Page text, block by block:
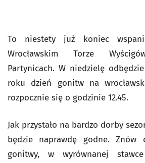
To niestety już koniec
Wrocławskim Torze
Partynicach. W niedzielę
roku dzień gonitw na
rozpocznie się o godzinie 12.45.
Jak przystało na bardzo dorby
będzie naprawdę godne. Znów
gonitwy, w wyrównanej